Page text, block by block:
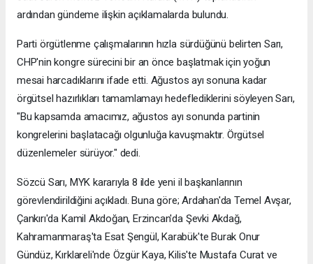
ardından gündeme ilişkin açıklamalarda bulundu.
Parti örgütlenme çalışmalarının hızla sürdüğünü belirten Sarı,
CHP'nin kongre sürecini bir an önce başlatmak için yoğun
mesai harcadıklarını ifade etti. Ağustos ayı sonuna kadar
örgütsel hazırlıkları tamamlamayı hedeflediklerini söyleyen Sarı,
"Bu kapsamda amacımız, ağustos ayı sonunda partinin
kongrelerini başlatacağı olgunluğa kavuşmaktır. Örgütsel
düzenlemeler sürüyor." dedi.
Sözcü Sarı, MYK kararıyla 8 ilde yeni il başkanlarının
görevlendirildiğini açıkladı. Buna göre; Ardahan'da Temel Avşar,
Çankırı'da Kamil Akdoğan, Erzincan'da Şevki Akdağ,
Kahramanmaraş'ta Esat Şengül, Karabük'te Burak Onur
Gündüz, Kırklareli'nde Özgür Kaya, Kilis'te Mustafa Curat ve